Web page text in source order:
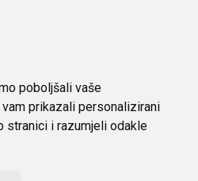
poboljšali vaše
prikazali personalizirani
stranici i razumjeli odakle